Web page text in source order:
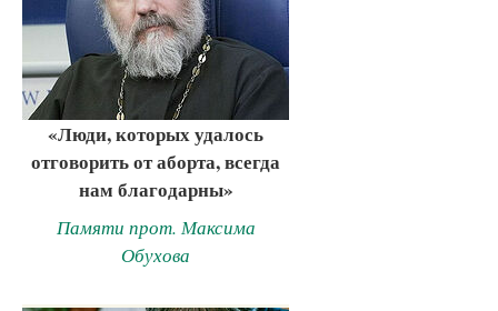
«Люди, которых удалось
отговорить от аборта, всегда
нам благодарны»
Памяти прот. Максима
Обухова